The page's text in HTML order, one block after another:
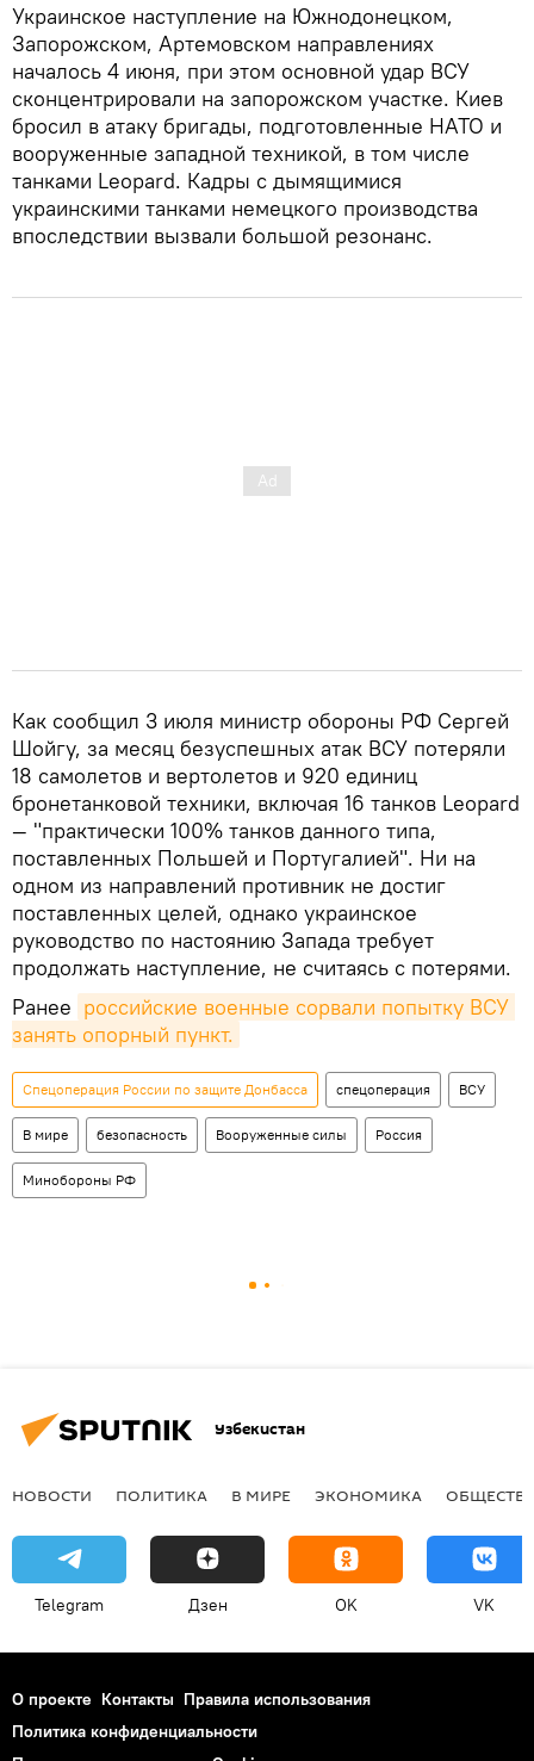
Украинское наступление на Южнодонецком,
Запорожском, Артемовском направлениях
началось 4 июня, при этом основной удар ВСУ
сконцентрировали на запорожском участке. Киев
бросил в атаку бригады, подготовленные НАТО и
вооруженные западной техникой, в том числе
танками Leopard. Кадры с дымящимися
украинскими танками немецкого производства
впоследствии вызвали большой резонанс.
Как сообщил 3 июля министр обороны РФ Сергей
Шойгу, за месяц безуспешных атак ВСУ потеряли
18 самолетов и вертолетов и 920 единиц
бронетанковой техники, включая 16 танков Leopard
— "практически 100% танков данного типа,
поставленных Польшей и Португалией". Ни на
одном из направлений противник не достиг
поставленных целей, однако украинское
руководство по настоянию Запада требует
продолжать наступление, не считаясь с потерями.
Ранее российские военные сорвали попытку ВСУ
занять опорный пункт.
Спецоперация России по защите Донбасса спецоперация ВСУ
В мире безопасность Вооруженные силы Россия
Минобороны РФ
Узбекистан
НОВОСТИ ПОЛИТИКА В МИРЕ ЭКОНОМИКА
Telegram Дзен OK VK
О проекте Контакты Правила использования
Политика конфиденциальности